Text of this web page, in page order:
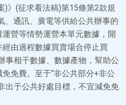
)》(征求看法稿)第15條第2款規
、通訊、廣電等供給公共辦事的
營等情勢運營本單元數據，開
由過程數據買賣場合停止買
事相干數據、數據產物，幫助公
免費。至于“非公共部分+非公
出于公共好處目標，不宜減免免